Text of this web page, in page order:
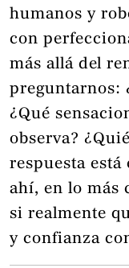
humanos y
con
más allá del
preguntarnos:
¿Qué
observa?
respuesta está
ahí, en lo más
si realmente
y confianza